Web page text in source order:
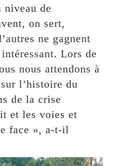
niveau de
on sert,
ne gagnent
Lors de
nous attendons à
l’histoire du
de la crise
et les voies et
face », a-t-il